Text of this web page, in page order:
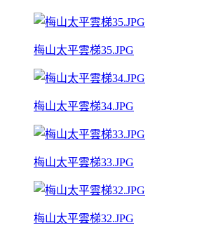
梅山太平雲梯35.JPG
梅山太平雲梯34.JPG
梅山太平雲梯33.JPG
梅山太平雲梯32.JPG